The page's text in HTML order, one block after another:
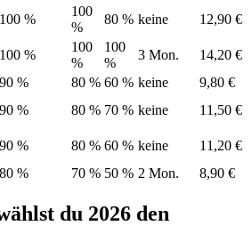
100 %
100
%
80 % keine 12,90 €
100 %
100
%
100
%
3 Mon.
14,20 €
90 % 80 % 60 % keine
9,80 €
90 % 80 % 70 % keine
11,50 €
90 % 80 % 60 % keine
11,20 €
80 % 70 % 50 % 2 Mon. 8,90 €
du 2026 den